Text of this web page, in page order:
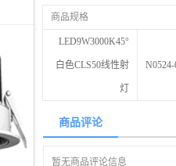
商品规格
LED9W3000K45°
白色CLS50线性射
灯
N0524-
商品评论
暂无商品评论信息